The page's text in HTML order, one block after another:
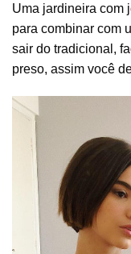
Uma jardineira com
para combinar com
sair do tradicional,
preso, assim você